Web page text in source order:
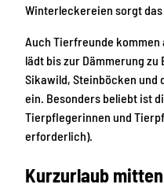
Winterleckereien sorgt
Auch Tierfreunde
lädt bis zur Dämmerung
Sikawild, Steinböcken und
ein. Besonders beliebt ist
Tierpflegerinnen und
erforderlich).
Kurzurlaub